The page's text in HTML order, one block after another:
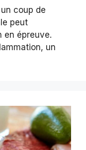
coup de
peut
en épreuve.
un